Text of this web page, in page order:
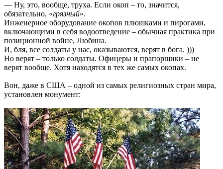
— Ну, это, вообще, труха. Если окоп – то, значится,
обязательно, «грязный».
Инженерное оборудование окопов плюшками и пирогами,
включающими в себя водоотведение – обычная практика при
позиционной войне, Любина.
И, бля, все солдаты у нас, оказываются, верят в бога. )))
Но верят – только солдаты. Офицеры и прапорщики – не
верят вообще. Хотя находятся в тех же самых окопах.
Вон, даже в США – одной из самых религиозных стран мира,
установлен монумент: